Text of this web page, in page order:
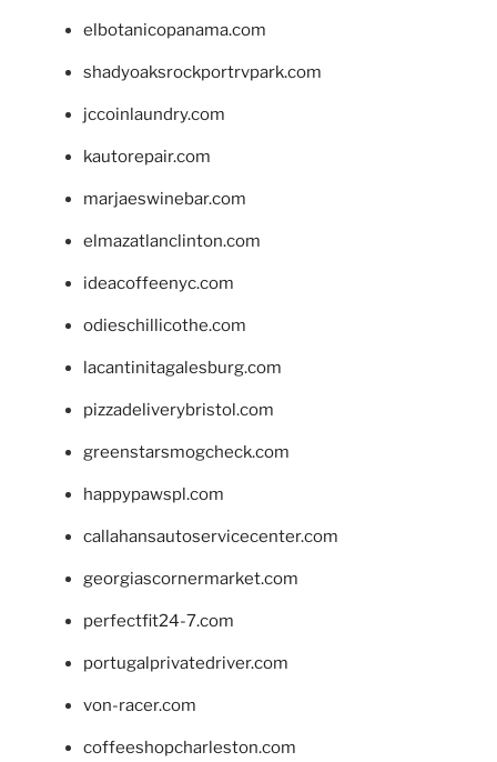
elbotanicopanama.com
shadyoaksrockportrvpark.com
jccoinlaundry.com
kautorepair.com
marjaeswinebar.com
elmazatlanclinton.com
ideacoffeenyc.com
odieschillicothe.com
lacantinitagalesburg.com
pizzadeliverybristol.com
greenstarsmogcheck.com
happypawspl.com
callahansautoservicecenter.com
georgiascornermarket.com
perfectfit24-7.com
portugalprivatedriver.com
von-racer.com
coffeeshopcharleston.com